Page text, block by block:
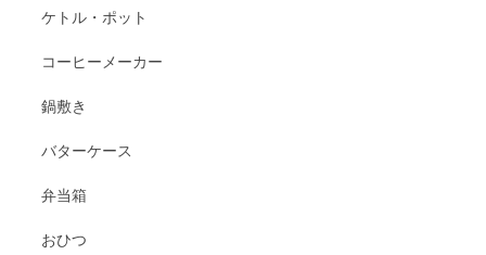
ケトル・ポット
コーヒーメーカー
鍋敷き
バターケース
弁当箱
おひつ